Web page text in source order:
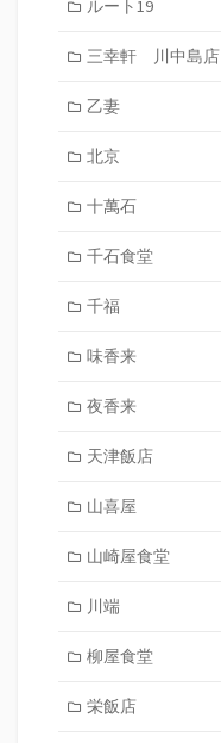
ルート19
三幸軒 川中島店
乙妻
北京
十萬石
千石食堂
千福
味香来
夜香来
天津飯店
山喜屋
山崎屋食堂
川端
柳屋食堂
栄飯店